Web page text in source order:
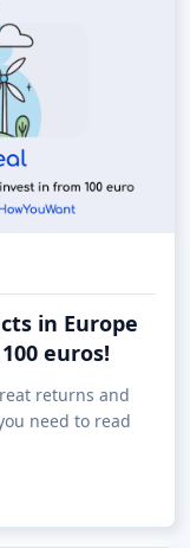
in Europe
euros!
returns and
need to read